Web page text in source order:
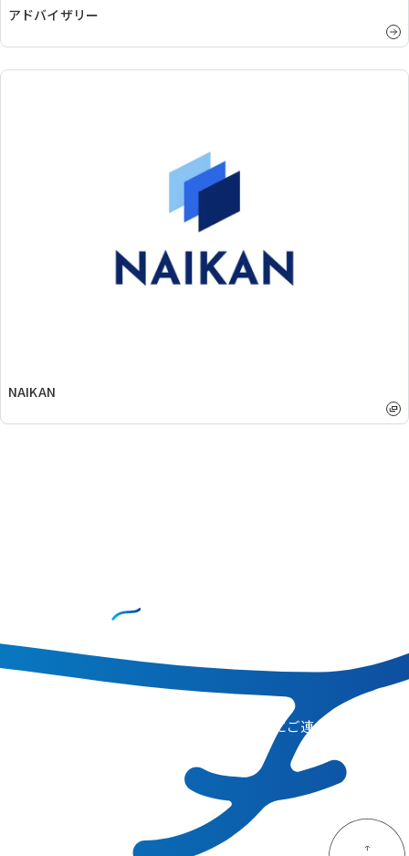
アドバイザリー
NAIKAN
コンサルティングのご相談、その他、お気軽にご連